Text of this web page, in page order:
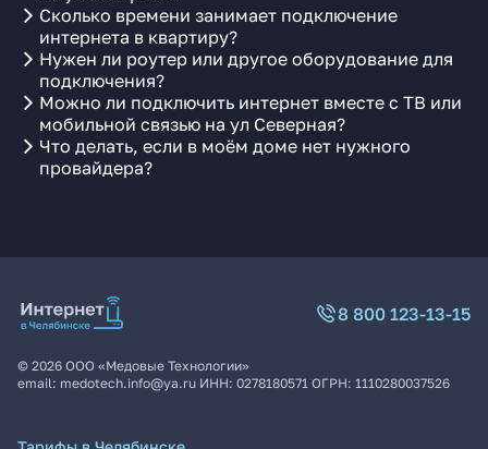
Сколько времени занимает подключение
интернета в квартиру?
Нужен ли роутер или другое оборудование для
подключения?
Можно ли подключить интернет вместе с ТВ или
мобильной связью на ул Северная?
Что делать, если в моём доме нет нужного
провайдера?
8 800 123-13-15
© 2026 ООО «Медовые Технологии»
email: medotech.info@ya.ru ИНН: 0278180571 ОГРН: 1110280037526